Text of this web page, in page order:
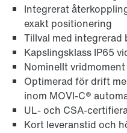
Integrerat
exakt positionering
Tillval med integrerad
Kapslingsklass IP65
Nominellt
Optimerad för drift
inom MOVI-C®
UL- och CSA-
Kort leveranstid och